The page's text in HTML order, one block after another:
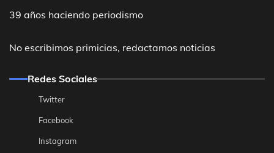
39 años haciendo periodismo
No escribimos primicias, redactamos noticias
Redes Sociales
Twitter
Facebook
Instagram